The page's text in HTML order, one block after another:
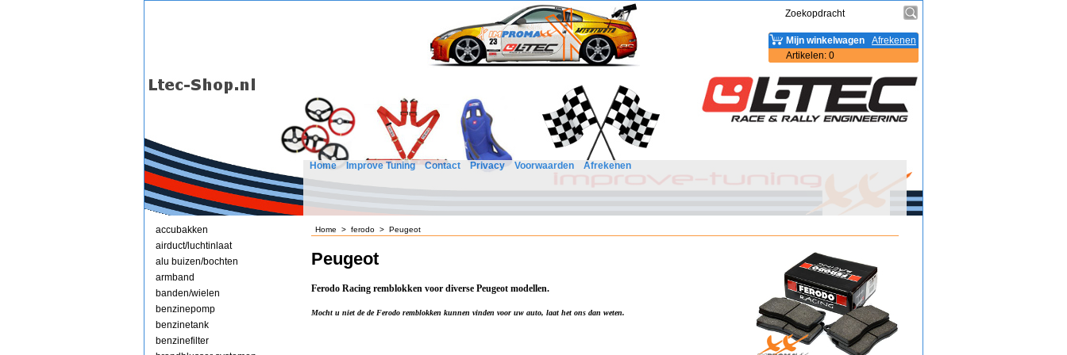
Afrekenen
Mijn winkelwagen
Artikelen: 0
Home Improve Tuning Contact Privacy Voorwaarden Afrekenen
accubakken
airduct/luchtinlaat
alu buizen/bochten
armband
banden/wielen
benzinepomp
benzinetank
benzinefilter
Home > ferodo > Peugeot
Peugeot
Ferodo Racing remblokken voor diverse Peugeot modellen.
Mocht u niet de de Ferodo remblokken kunnen vinden voor uw auto, laat het ons dan weten.